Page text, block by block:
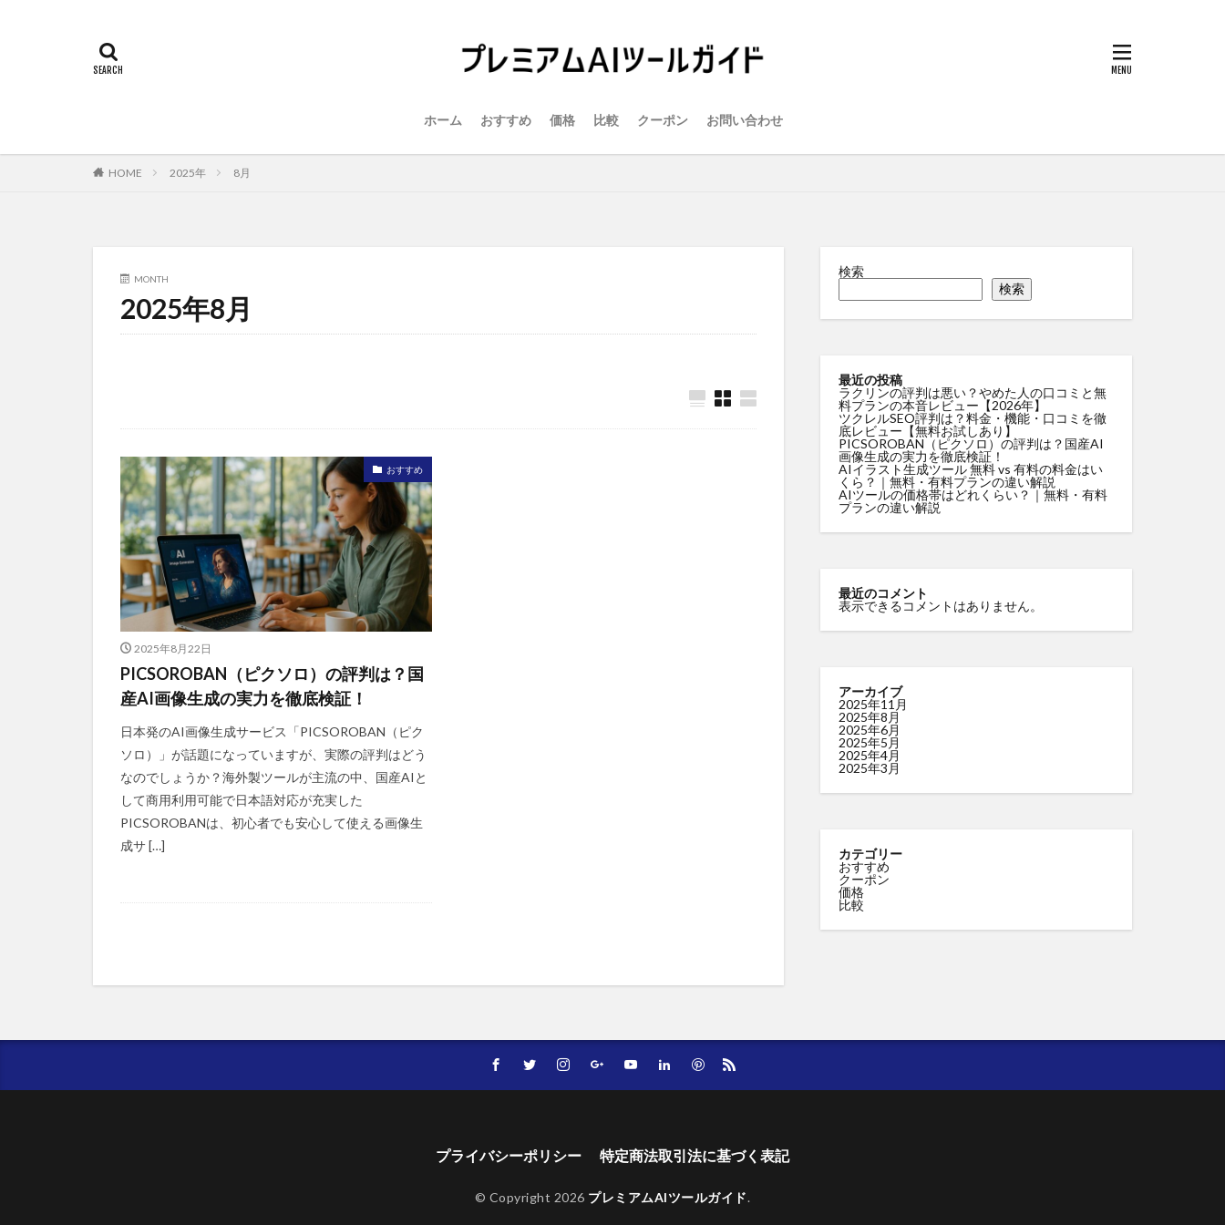
ホーム おすすめ 価格 比較 クーポン お問い合わせ
HOME 2025年 8月
MONTH
2025年8月
おすすめ
2025年8月22日
PICSOROBAN（ピクソロ）の評判は？国
産AI画像生成の実力を徹底検証！
日本発のAI画像生成サービス「PICSOROBAN（ピク
ソロ）」が話題になっていますが、実際の評判はどう
なのでしょうか？海外製ツールが主流の中、国産AIと
して商用利用可能で日本語対応が充実した
PICSOROBANは、初心者でも安心して使える画像生
成サ […]
検索
検索
最近の投稿
ラクリンの評判は悪い？やめた人の口コミと無
料プランの本音レビュー【2026年】
ツクレルSEO評判は？料金・機能・口コミを徹
底レビュー【無料お試しあり】
PICSOROBAN（ピクソロ）の評判は？国産AI
画像生成の実力を徹底検証！
AIイラスト生成ツール 無料 vs 有料の料金はい
くら？｜無料・有料プランの違い解説
AIツールの価格帯はどれくらい？｜無料・有料
プランの違い解説
最近のコメント
表示できるコメントはありません。
アーカイブ
2025年11月
2025年8月
2025年6月
2025年5月
2025年4月
2025年3月
カテゴリー
おすすめ
クーポン
価格
比較
プライバシーポリシー 特定商法取引法に基づく表記
© Copyright 2026 プレミアムAIツールガイド.